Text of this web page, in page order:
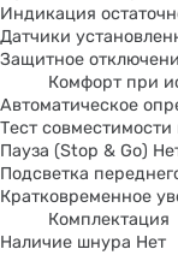
Индикация
Датчики
Защитное
Комфорт при
Автоматическое
Тест
Пауза (Stop & Go)
Подсветка
Кратковременное
Комплектация
Наличие шнура Нет